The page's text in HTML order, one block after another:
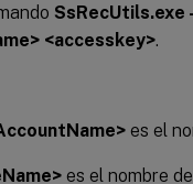
<accesskey>.
es el
es el nombre